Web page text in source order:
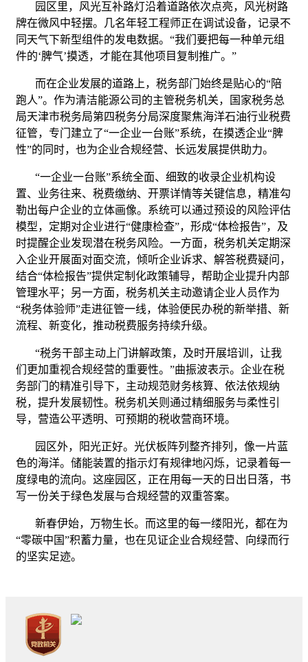
园区里，风光互补路灯沿着道路依次点亮，风光树路
牌在微风中轻摆。几名年轻工程师正在调试设备，记录不
同天气下新型组件的发电数据。“我们要把每一种单元组
件的‘脾气’摸透，才能在其他项目复制推广。”
而在企业发展的道路上，税务部门始终是贴心的“陪
跑人”。作为清洁能源公司的主管税务机关，国家税务总
局天津市税务局第四税务分局深度聚焦海洋石油行业税费
征管，专门建立了“一企业一台账”系统，在摸透企业“脾
性”的同时，也为企业合规经营、长远发展提供助力。
“一企业一台账”系统全面、细致的收录企业机构设
置、业务往来、税费缴纳、开票详情等关键信息，精准勾
勒出每户企业的立体画像。系统可以通过预设的风险评估
模型，定期对企业进行“健康检查”，形成“体检报告”，及
时提醒企业发现潜在税务风险。一方面，税务机关定期深
入企业开展面对面交流，倾听企业诉求、解答税费疑问，
结合“体检报告”提供定制化政策辅导，帮助企业提升内部
管理水平；另一方面，税务机关主动邀请企业人员作为
“税务体验师”走进征管一线，体验便民办税的新举措、新
流程、新变化，推动税费服务持续升级。
“税务干部主动上门讲解政策，及时开展培训，让我
们更加重视合规经营的重要性。”曲振波表示。企业在税
务部门的精准引导下，主动规范财务核算、依法依规纳
税，提升发展韧性。税务机关则通过精细服务与柔性引
导，营造公平透明、可预期的税收营商环境。
园区外，阳光正好。光伏板阵列整齐排列，像一片蓝
色的海洋。储能装置的指示灯有规律地闪烁，记录着每一
度绿电的流向。这座园区，正在用每一天的日出日落，书
写一份关于绿色发展与合规经营的双重答案。
新春伊始，万物生长。而这里的每一缕阳光，都在为
“零碳中国”积蓄力量，也在见证企业合规经营、向绿而行
的坚实足迹。